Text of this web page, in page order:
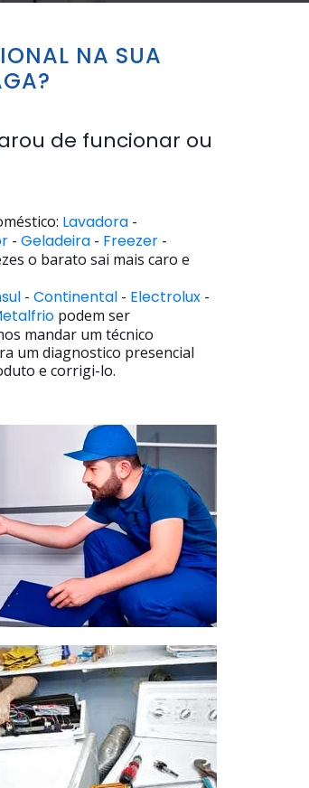
NA SUA
de funcionar ou
Lavadora-
- Geladeira- Freezer-
o barato sai mais caro e
- Continental- Electrolux-
podem ser
mandar um técnico
um diagnostico presencial
e corrigi-lo.